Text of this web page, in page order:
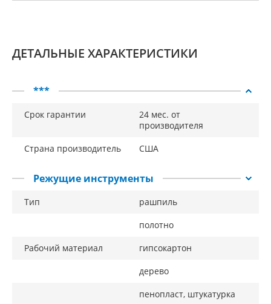
ДЕТАЛЬНЫЕ ХАРАКТЕРИСТИКИ
***
Срок гарантии
24 мес. от
производителя
Страна производитель
США
Режущие инструменты
Тип
рашпиль
полотно
Рабочий материал
гипсокартон
дерево
пенопласт, штукатурка